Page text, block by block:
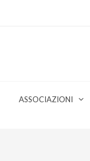
ASSOCIAZIONI